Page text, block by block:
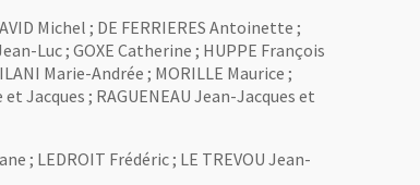
Michel ; DE FERRIERES Antoinette ;
Luc ; GOXE Catherine ; HUPPE François
Marie-Andrée ; MORILLE Maurice ;
Jacques ; RAGUENEAU Jean-Jacques et
; LEDROIT Frédéric ; LE TREVOU Jean-